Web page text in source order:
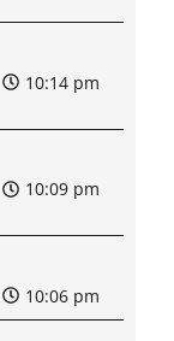
10:14 pm
10:09 pm
10:06 pm